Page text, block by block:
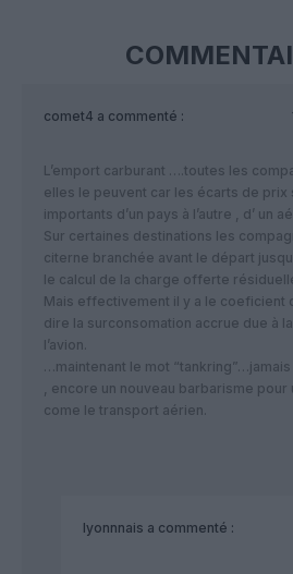
comet4 a commenté :
L’emport carburant ….toutes les
elles le peuvent car les écarts de
importants d’un pays à l’autre , d’ un
Sur certaines destinations les
citerne branchée avant le départ
le calcul de la charge offerte
Mais effectivement il y a le coeficient
dire la surconsomation accrue due à
l’avion.
…maintenant le mot
, encore un nouveau barbarisme
come le transport aérien.
lyonnnais a commenté :